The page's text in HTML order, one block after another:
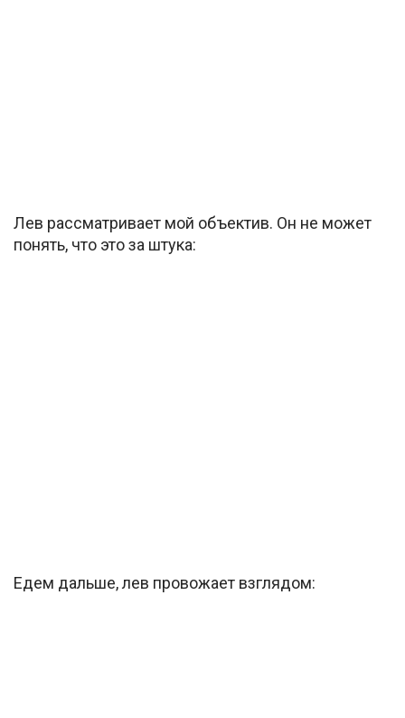
Лев рассматривает мой объектив. Он не может
понять, что это за штука:
Едем дальше, лев провожает взглядом: